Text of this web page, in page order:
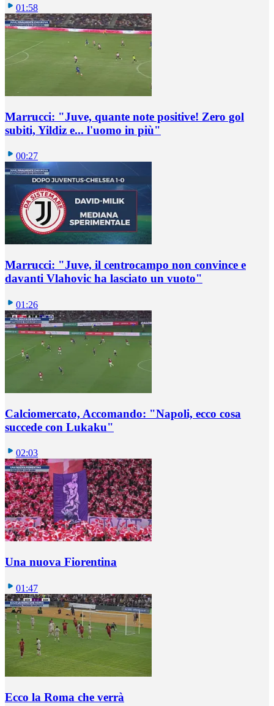
01:58
Marrucci: "Juve, quante note positive! Zero gol
subiti, Yildiz e... l'uomo in più"
00:27
Marrucci: "Juve, il centrocampo non convince e
davanti Vlahovic ha lasciato un vuoto"
01:26
Calciomercato, Accomando: "Napoli, ecco cosa
succede con Lukaku"
02:03
Una nuova Fiorentina
01:47
Ecco la Roma che verrà